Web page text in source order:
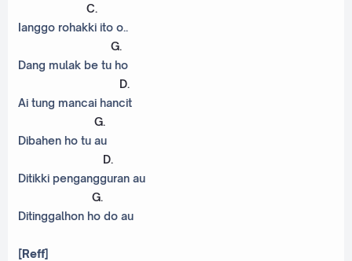
C.
Ianggo rohakki ito o..
G.
Dang mulak be tu ho
D.
Ai tung mancai hancit
G.
Dibahen ho tu au
D.
Ditikki pengangguran au
G.
Ditinggalhon ho do au
[Reff]